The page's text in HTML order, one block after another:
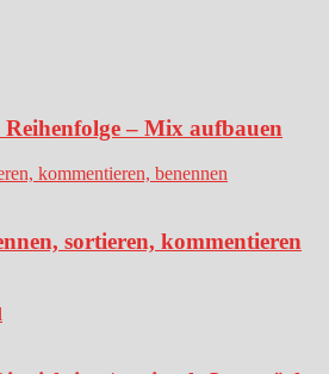
– Mix aufbauen
sortieren, kommentieren